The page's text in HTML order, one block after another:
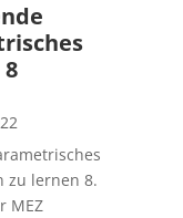
zu lernen 8.
MEZ